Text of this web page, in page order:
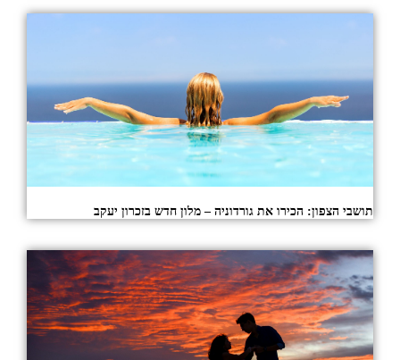
תושבי הצפון: הכירו את גורדוניה – מלון חדש בזכרון יעקב